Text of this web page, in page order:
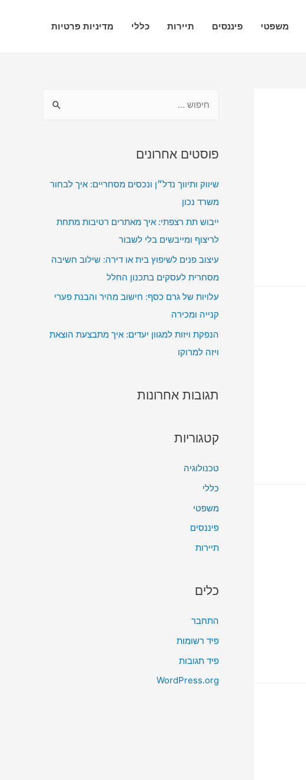
משפטי פיננסים תיירות כללי מדיניות פרטיות
ו
:
פוסטים אחרונים
שיווק ותיווך נדל״ן ונכסים מסחריים: איך לבחור
משרד נכון
ייבוש תת רצפתי: איך מאתרים רטיבות מתחת
לריצוף ומייבשים בלי לשבור
עיצוב פנים לשיפוץ בית או דירה: שילוב חשיבה
מסחרית לעסקים בתכנון החלל
עלויות של גרם כסף: חישוב מהיר והבנת פערי
קנייה ומכירה
הנפקת ויזות למגוון יעדים: איך מתבצעת הוצאת
ויזה למרוקו
תגובות אחרונות
קטגוריות
טכנולוגיה
כללי
משפטי
פיננסים
תיירות
כלים
התחבר
פיד רשומות
פיד תגובות
WordPress.org